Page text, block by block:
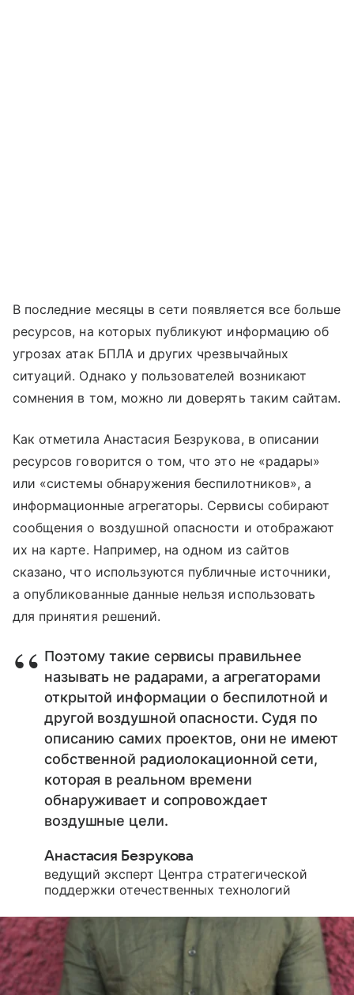
В последние месяцы в сети появляется все больше
ресурсов, на которых публикуют информацию об
угрозах атак БПЛА и других чрезвычайных
ситуаций. Однако у пользователей возникают
сомнения в том, можно ли доверять таким сайтам.
Как отметила Анастасия Безрукова, в описании
ресурсов говорится о том, что это не «радары»
или «системы обнаружения беспилотников», а
информационные агрегаторы. Сервисы собирают
сообщения о воздушной опасности и отображают
их на карте. Например, на одном из сайтов
сказано, что используются публичные источники,
а опубликованные данные нельзя использовать
для принятия решений.
Поэтому такие сервисы правильнее
называть не радарами, а агрегаторами
открытой информации о беспилотной и
другой воздушной опасности. Судя по
описанию самих проектов, они не имеют
собственной радиолокационной сети,
которая в реальном времени
обнаруживает и сопровождает
воздушные цели.
Анастасия Безрукова
ведущий эксперт Центра стратегической
поддержки отечественных технологий